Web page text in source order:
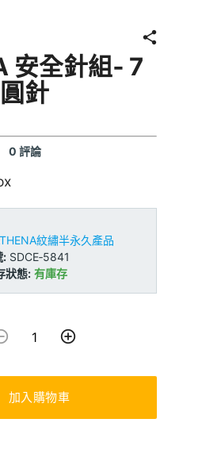
share
安全針組‐ 7
圓針
0 評論
紋繡半永久產品
:SDCE‐5841
狀態: 有庫存
add_circle_outline
加入購物車